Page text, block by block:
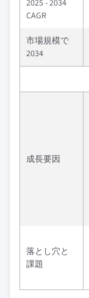
2025 - 2034
CAGR
市場規模で
2034
成長要因
落とし穴と
課題